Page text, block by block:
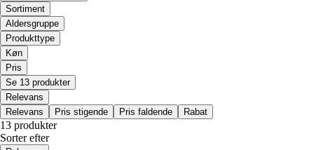
Sortiment
Aldersgruppe
Produkttype
Køn
Pris
Se 13 produkter
Relevans
Relevans
Pris stigende Pris faldende Rabat
13 produkter
Sorter efter